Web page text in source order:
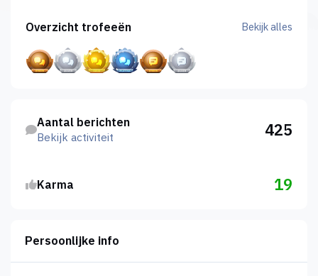
Overzicht trofeeën
Bekijk alles
Aantal berichten
Bekijk activiteit
425
Karma 19
Persoonlijke info